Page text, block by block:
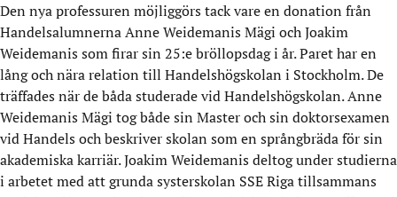
Den nya professuren möjliggörs tack vare en donation från
Handelsalumnerna Anne Weidemanis Mägi och Joakim
Weidemanis som firar sin 25:e bröllopsdag i år. Paret har en
lång och nära relation till Handelshögskolan i Stockholm. De
träffades när de båda studerade vid Handelshögskolan. Anne
Weidemanis Mägi tog både sin Master och sin doktorsexamen
vid Handels och beskriver skolan som en språngbräda för sin
akademiska karriär. Joakim Weidemanis deltog under studierna
i arbetet med att grunda systerskolan SSE Riga tillsammans